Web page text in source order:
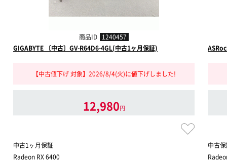
商品ID 1240457
GIGABYTE 〔中古〕GV-R64D6-4GL(中古1ヶ月保証)
【中古値下げ 対象】2026/8/4(火)に値下げしました!
12,980円
中古1ヶ月保証
Radeon RX 6400
中古